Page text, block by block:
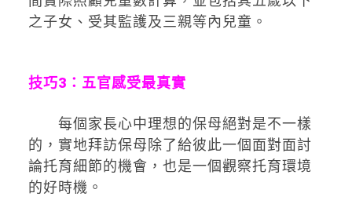
之子女、受其監護及三親等內兒童。
技巧3：五官感受最真實
每個家長心中理想的保母絕對是不一樣
的，實地拜訪保母除了給彼此一個面對面討
論托育細節的機會，也是一個觀察托育環境
的好時機。